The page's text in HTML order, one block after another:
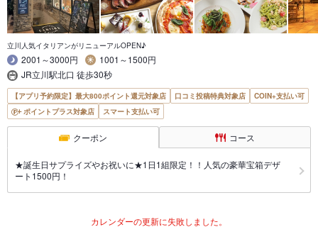
立川人気イタリアンがリニューアルOPEN♪
2001～3000円
1001～1500円
JR立川駅北口 徒歩30秒
【アプリ予約限定】最大800ポイント還元対象店 口コミ投稿特典対象店
COIN+支払い可
ポイントプラス対象店
スマート支払い可
クーポン コース
★誕生日サプライズやお祝いに★1日1組限定！！人気の豪華宝箱デザ
ート1500円！
カレンダーの更新に失敗しました。